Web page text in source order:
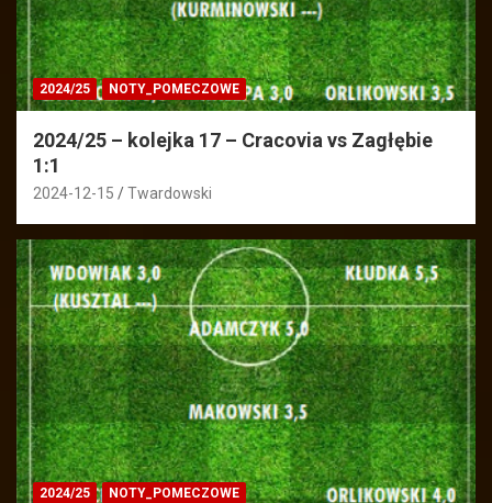
2024/25 NOTY_POMECZOWE
2024/25 – kolejka 17 – Cracovia vs Zagłębie
1:1
2024-12-15 Twardowski
2024/25 NOTY_POMECZOWE